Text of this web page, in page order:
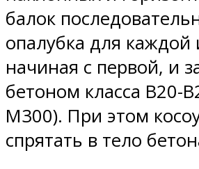
балок
опалубка для каждой
начиная с первой, и
бетоном класса В20-
М300). При этом
спрятать в тело